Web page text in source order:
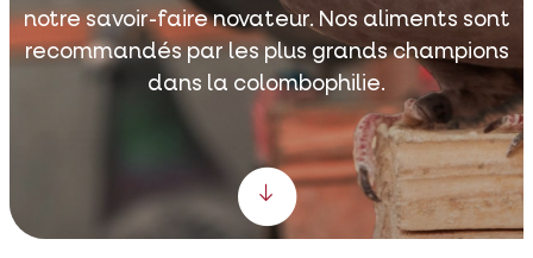
notre savoir-faire novateur. Nos aliments sont
recommandés par les plus grands champions
dans la colombophilie.
Scroll down